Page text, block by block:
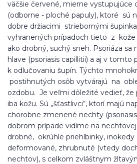
väčšie červené, mierne vystupujúce
(odborne - ploché papuly), ktoré sú
dobre držiacimi striebornými
vyhranených prípadoch tieto z kože
ako drobný, suchý sneh. Psoriáza
hlave (psoriasis capillitii) a aj v tomto
k odlučovaniu šupín. Týchto
postihnutých osôb vytvárajú na
ozdobu. Je veľmi dôležité vedieť, že
iba kožu. Sú „šťastlivci“, ktorí majú
chorobne zmenené nechty
dobrom prípade vidíme na
drobné, okrúhle priehlbinky,
deformované, zhrubnuté (vtedy
nechtov), s celkom zvláštnym